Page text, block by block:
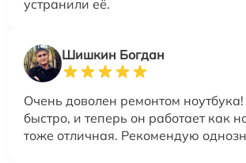
устранили её.
Шишкин Богдан
Очень доволен ремонтом
быстро, и теперь он работает как
тоже отличная. Рекомендую